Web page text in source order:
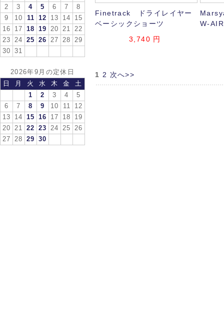
2
3 4 5 6 7
8
9
10 11 12 13 14
15
16
17 18 19 20 21
22
23
24 25 26 27 28
29
30
31
2026年9月の定休日
日
月 火 水 木 金
土
1
2 3 4
5
6
7 8 9 10 11
12
13
14 15 16 17 18
19
20
21 22 23 24 25
26
27
28 29 30
Finetrack ドライレイヤー
ベーシックショーツ
3,740 円
W-
1 2 次へ>>